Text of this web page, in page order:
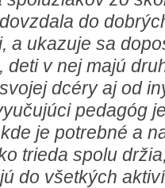
do
a ukazuje sa
deti v nej majú
dcéry aj od
pedagóg
je potrebné a
trieda spolu
do všetkých